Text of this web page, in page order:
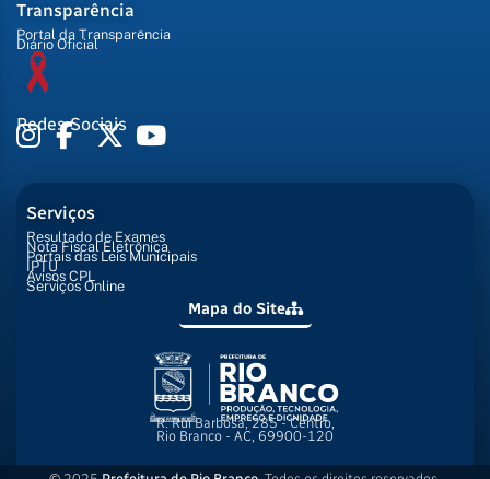
Transparência
Portal da Transparência
Diário Oficial
Redes Sociais
Serviços
Resultado de Exames
Nota Fiscal Eletrônica
Portais das Leis Municipais
IPTU
Avisos CPL
Serviços Online
Mapa do Site
R. Rui Barbosa, 285 - Centro,
Rio Branco - AC, 69900-120